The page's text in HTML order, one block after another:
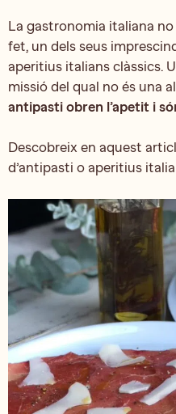
La gastronomia italiana no
fet, un dels seus
aperitius italians clàssics.
missió del qual no és una
antipasti obren l’apetit i
Descobreix en aquest
d’antipasti o aperitius